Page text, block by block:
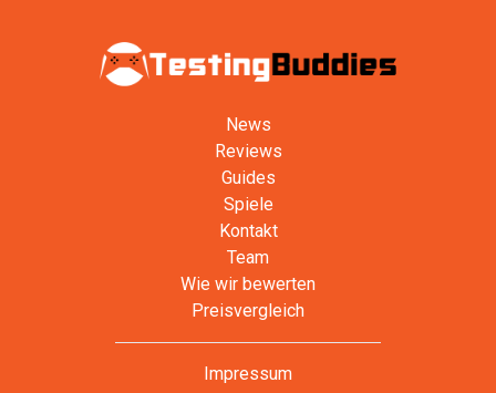
News
Reviews
Guides
Spiele
Kontakt
Team
Wie wir bewerten
Preisvergleich
Impressum